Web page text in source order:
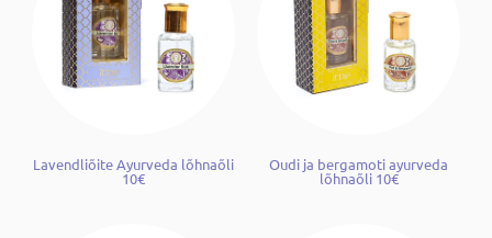
Lavendliõite Ayurveda lõhnaõli
10€
Oudi ja bergamoti ayurveda
lõhnaõli 10€